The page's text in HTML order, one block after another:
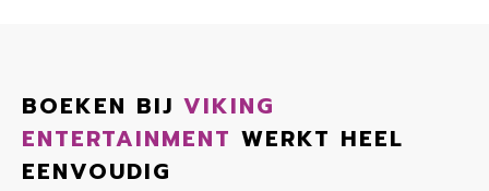
BOEKEN BIJ VIKING
ENTERTAINMENT WERKT HEEL
EENVOUDIG